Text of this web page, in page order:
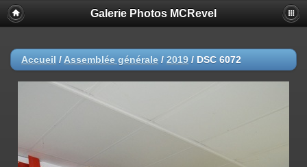
Galerie Photos MCRevel
Accueil / Assemblée générale / 2019 / DSC 6072